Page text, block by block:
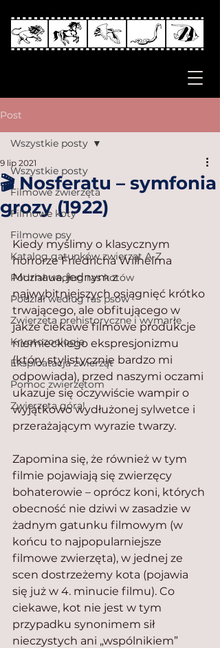
Post
Wszystkie posty
Filmowe zwierzęta
Filmowe koty
Filmowe psy
Katalog gatunków zwierząt A-Z
Podział według ras kotów
Podział według ras psów
Zwierzęta prehistoryczne i wymarłe
Kryptozoologia
Eksploatacja zwierząt
Pomoc zwierzętom
Zwierzęta górą!
Wszystkie posty
🎬 Nosferatu – symfonia
grozy (1922)
9 lip 2021
Kiedy myślimy o klasycznym
horrorze Friedricha Wilhelma
Murnaua, jednym z
najwybitniejszych osiągnięć krótko
trwającego, ale obfitującego w
jakże ciekawe filmowe produkcje
niemieckiego ekspresjonizmu
(który stylistycznie bardzo mi
odpowiada), przed naszymi oczami
ukazuje się oczywiście wampir o
wyjątkowo wydłużonej sylwetce i
przerażającym wyrazie twarzy.
Zapomina się, że również w tym
filmie pojawiają się zwierzęcy
bohaterowie – oprócz koni, których
obecność nie dziwi w zasadzie w
żadnym gatunku filmowym (w
końcu to najpopularniejsze
filmowe zwierzęta), w jednej ze
scen dostrzeżemy kota (pojawia
się już w 4. minucie filmu). Co
ciekawe, kot nie jest w tym
przypadku synonimem sił
nieczystych ani „wspólnikiem”